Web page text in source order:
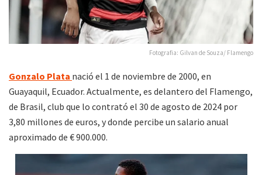
Fotografia: Gilvan de Souza/ Flamengo
Gonzalo Plata nació el 1 de noviembre de 2000, en
Guayaquil, Ecuador. Actualmente, es delantero del Flamengo,
de Brasil, club que lo contrató el 30 de agosto de 2024 por
3,80 millones de euros, y donde percibe un salario anual
aproximado de € 900.000.